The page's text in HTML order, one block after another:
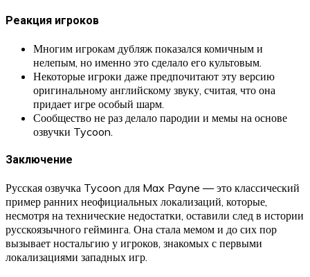
Реакция игроков
Многим игрокам дубляж показался комичным и
нелепым, но именно это сделало его культовым.
Некоторые игроки даже предпочитают эту версию
оригинальному английскому звуку, считая, что она
придает игре особый шарм.
Сообщество не раз делало пародии и мемы на основе
озвучки Tycoon.
Заключение
Русская озвучка Tycoon для Max Payne — это классический
пример ранних неофициальных локализаций, которые,
несмотря на технические недостатки, оставили след в истории
русскоязычного гейминга. Она стала мемом и до сих пор
вызывает ностальгию у игроков, знакомых с первыми
локализациями западных игр.